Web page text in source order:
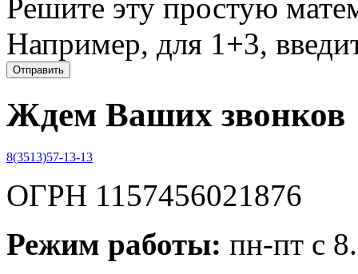
Решите эту простую
Например, для 1+3,
Ждем Ваших звонков
8(3513)57-13-13
ОГРН 1157456021876
Режим работы: пн-пт с